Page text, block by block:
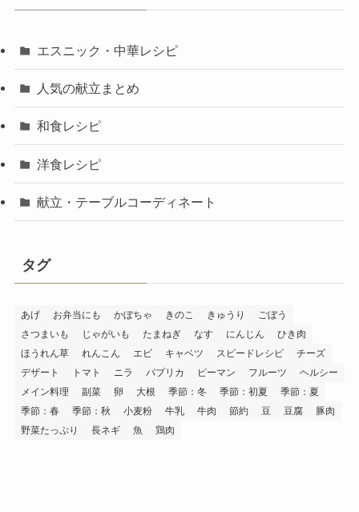
エスニック・中華レシピ
人気の献立まとめ
和食レシピ
洋食レシピ
献立・テーブルコーディネート
タグ
あげ お弁当にも かぼちゃ きのこ きゅうり
ごぼう
さつまいも
じゃがいも たまねぎ なす にんじん
ひき肉
ほうれん草
れんこん エビ キャベツ スピードレシピ
チーズ
デザート
トマト ニラ パプリカ ピーマン フルーツ
ヘルシー
メイン料理
副菜 卵 大根 季節：冬 季節：初夏
季節：夏
季節：春
季節：秋 小麦粉 牛乳 牛肉 節約 豆 豆腐
豚肉
野菜たっぷり
長ネギ 魚 鶏肉